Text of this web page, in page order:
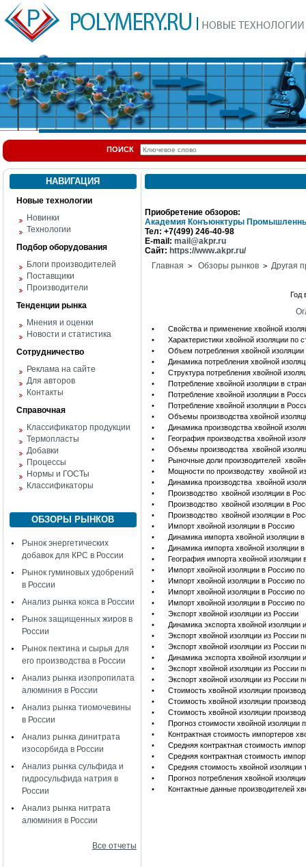
ПОИСК
НАВИГАЦИЯ
Новые технологии
Новинки
Технологии
Подбор оборудования
Блоги производителей
Поставщики
Производители
Тенденции рынка
Мнения и оценки
Новости и статистика
Сотрудничество
Реклама на сайте
Для авторов
Контакты
Справочная
Классификатор продукции
Термопласты
Добавки
Процессы
Нормы и ГОСТы
Классификаторы
ОБЗОРЫ РЫНКОВ
Рынок энергетических
добавок для КРС в России
Рынок гуминовых удобрений
в России
Анализ рынка кокса в России
Рынок защищенных жиров в
России
Рынок пектина и сырья для
его производства в России
Анализ рынка изопропилата
алюминия в России
Анализ рынка тиомочевины
в России
Анализ рынка динитрата
изосорбида в России
Анализ рынка сульфида и
гидросульфида натрия в
России
Анализ рынка нитрата
алюминия в России
Все отчеты
Приобретение обзоров:
Академия Конъюнктуры
Тел: +7(499) 246-40-98
E-mail: mail@akpr.ru
Сайт: https://www.akpr.ru/
Главная > Обзоры рынков > Другая
Год
•
Свойства и применение хвойной
•
Характеристики хвойной изоляции по
•
Объем потребления хвойной изоляции
•
Динамика потребления хвойной
•
Структура потребления хвойной
•
Потребление хвойной изоляции в
•
Потребление хвойной изоляции в
•
Потребление хвойной изоляции в
•
Объемы производства хвойной
•
Динамика производства хвойной
•
География производства хвойной
•
Объемы производства хвойной
•
Рыночные доли производителей
•
Мощности по производству хвойной
•
Динамика производства хвойной
•
Производство хвойной изоляции в
•
Производство хвойной изоляции в
•
Производство хвойной изоляции в
•
Импорт хвойной изоляции в Россию
•
Динамика импорта хвойной изоляции
•
Динамика импорта хвойной изоляции
•
География импорта хвойной изоляции
•
Импорт хвойной изоляции в Россию
•
Импорт хвойной изоляции в Россию
•
Импорт хвойной изоляции в Россию
•
Импорт хвойной изоляции в Россию
•
Экспорт хвойной изоляции из России
•
Динамика экспорта хвойной изоляции
•
Экспорт хвойной изоляции из России
•
Экспорт хвойной изоляции из России
•
Динамика экспорта хвойной изоляции
•
Экспорт хвойной изоляции из России
•
Экспорт хвойной изоляции из России
•
Стоимость хвойной изоляции
•
Стоимость хвойной изоляции
•
Стоимость хвойной изоляции
•
Прогноз стоимости хвойной изоляции
•
Контрактная стоимость импортеров
•
Средняя контрактная стоимость
•
Средняя контрактная стоимость
•
Средняя стоимость хвойной изоляции
•
Прогноз потребления хвойной
•
Контактные данные производителей